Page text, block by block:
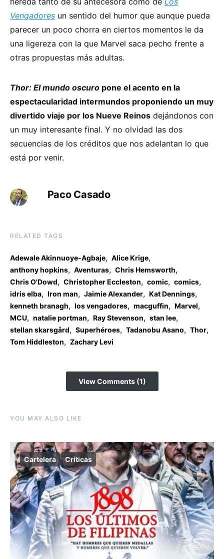
Vengadores un sentido del humor que aunque pueda
parecer un poco chorra en ciertos momentos le da
una ligereza con la que Marvel saca pecho frente a
otras propuestas más adultas.
Thor: El mundo oscuro pone el acento en la
espectacularidad intermundos proponiendo un muy
divertido viaje por los Nueve Reinos dejándonos con
un muy interesante final. Y no olvidad las dos
secuencias de los créditos que nos adelantan lo que
está por venir.
Paco Casado
RELATED TAGS
Adewale Akinnuoye-Agbaje, Alice Krige,
anthony hopkins, Aventuras, Chris Hemsworth,
Chris O'Dowd, Christopher Eccleston, comic, comics,
idris elba, Iron man, Jaimie Alexander, Kat Dennings,
kenneth branagh, los vengadores, macguffin, Marvel,
MCU, natalie portman, Ray Stevenson, stan lee,
stellan skarsgård, Superhéroes, Tadanobu Asano, Thor,
Tom Hiddleston, Zachary Levi
View Comments (1)
YOU MAY ALSO LIKE
Cartelera Críticas